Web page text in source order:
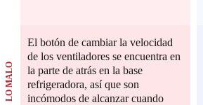
LO MALO
El botón de cambiar la velocidad
de los ventiladores se encuentra en
la parte de atrás en la base
refrigeradora, así que son
incómodos de alcanzar cuando